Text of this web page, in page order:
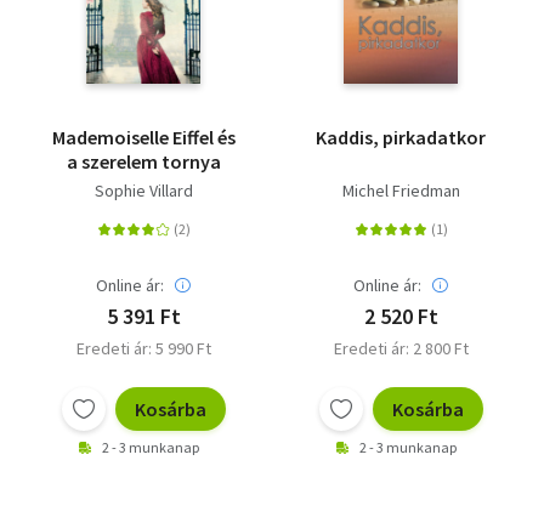
Mademoiselle Eiffel és
a szerelem tornya
Sophie Villard
Online ár:
5 391 Ft
Eredeti ár: 5 990 Ft
Kosárba
2 - 3 munkanap
Kaddis, pirkadatkor
Michel Friedman
Online ár:
2 520 Ft
Eredeti ár: 2 800 Ft
Kosárba
2 - 3 munkanap